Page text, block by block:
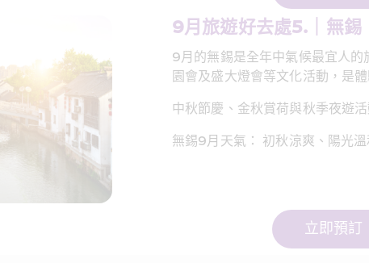
9月旅遊好去處5.｜無錫
9月的無錫是全年中氣候最宜人
園會及盛大燈會等文化活動，是
中秋節慶、金秋賞荷與秋季夜遊
無錫9月天氣： 初秋涼爽、陽光
立即預訂